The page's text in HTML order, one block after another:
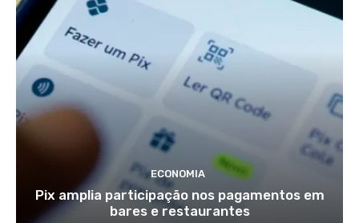
ECONOMIA
Pix amplia participação nos pagamentos em
bares e restaurantes